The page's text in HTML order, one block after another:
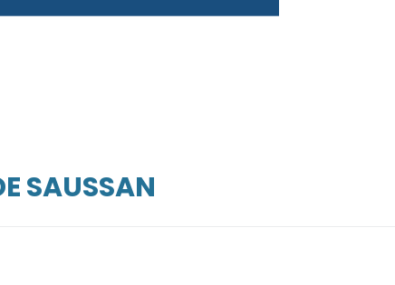
URGENCE?
SAUSSAN